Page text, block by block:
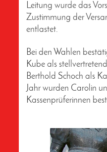
Leitung wurde das
Zustimmung der
entlastet.
Bei den Wahlen
Kube als
Berthold Schoch als
Jahr wurden Carolin
Kassenprüferinnen